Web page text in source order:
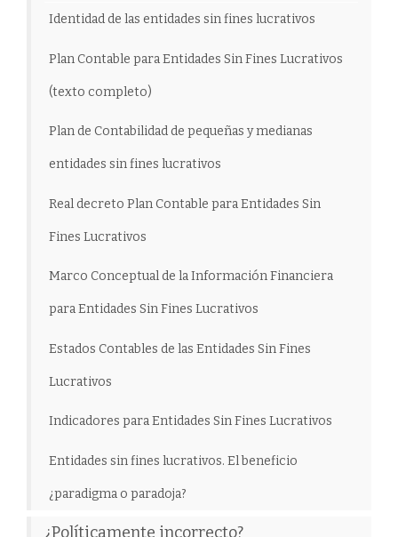
Identidad de las entidades sin fines lucrativos
Plan Contable para Entidades Sin Fines Lucrativos
(texto completo)
Plan de Contabilidad de pequeñas y medianas
entidades sin fines lucrativos
Real decreto Plan Contable para Entidades Sin
Fines Lucrativos
Marco Conceptual de la Información Financiera
para Entidades Sin Fines Lucrativos
Estados Contables de las Entidades Sin Fines
Lucrativos
Indicadores para Entidades Sin Fines Lucrativos
Entidades sin fines lucrativos. El beneficio
¿paradigma o paradoja?
¿Políticamente incorrecto?